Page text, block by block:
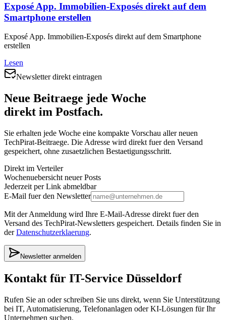
Exposé App. Immobilien-Exposés direkt auf dem
Smartphone erstellen
Exposé App. Immobilien-Exposés direkt auf dem Smartphone
erstellen
Lesen
Newsletter direkt eintragen
Neue Beitraege jede Woche
direkt im Postfach.
Sie erhalten jede Woche eine kompakte Vorschau aller neuen
TechPirat-Beitraege. Die Adresse wird direkt fuer den Versand
gespeichert, ohne zusaetzlichen Bestaetigungsschritt.
Direkt im Verteiler
Wochenuebersicht neuer Posts
Jederzeit per Link abmeldbar
E-Mail fuer den Newsletter
Mit der Anmeldung wird Ihre E-Mail-Adresse direkt fuer den
Versand des TechPirat-Newsletters gespeichert. Details finden Sie in
derDatenschutzerklaerung.
Newsletter anmelden
Kontakt für IT-Service Düsseldorf
Rufen Sie an oder schreiben Sie uns direkt, wenn Sie Unterstützung
bei IT, Automatisierung, Telefonanlagen oder KI-Lösungen für Ihr
Unternehmen suchen.